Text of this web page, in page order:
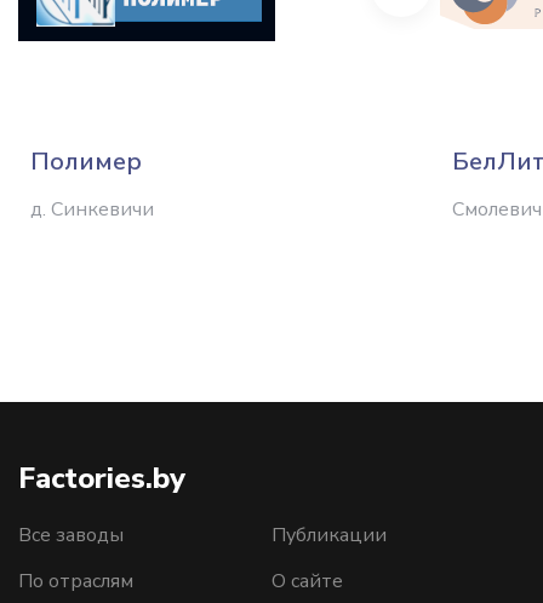
Полимер
д. Синкевичи
Factories.by
Все заводы
По отраслям
Публикации
О сайте